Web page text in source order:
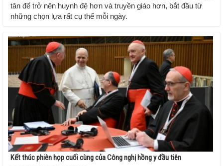
tân để trở nên huynh đệ hơn và truyền giáo hơn, bắt đầu từ
những chọn lựa rất cụ thể mỗi ngày.
Kết thúc phiên họp cuối cùng của Công nghị hồng y đầu tiên